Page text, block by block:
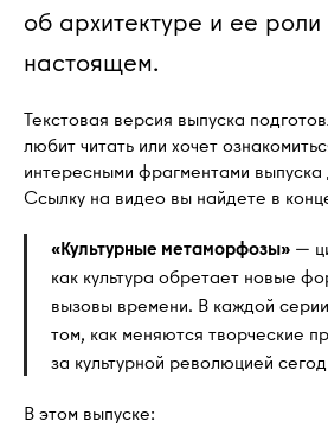
об архитектуре и ее
настоящем.
Текстовая версия выпуска
любит читать или хочет
интересными фрагментами
Ссылку на видео вы найдете в
«Культурные метаморфозы» —
как культура обретает новые
вызовы времени. В каждой
том, как меняются творческие
за культурной революцией
В этом выпуске: